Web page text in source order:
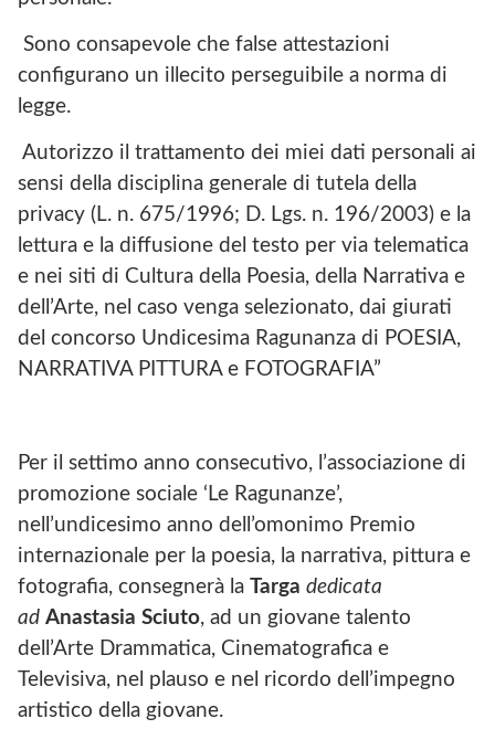
Sono consapevole che false attestazioni
configurano un illecito perseguibile a norma di
legge.
Autorizzo il trattamento dei miei dati personali ai
sensi della disciplina generale di tutela della
privacy (L. n. 675/1996; D. Lgs. n. 196/2003) e la
lettura e la diffusione del testo per via telematica
e nei siti di Cultura della Poesia, della Narrativa e
dell’Arte, nel caso venga selezionato, dai giurati
del concorso Undicesima Ragunanza di POESIA,
NARRATIVA PITTURA e FOTOGRAFIA”
Per il settimo anno consecutivo, l’associazione di
promozione sociale ‘Le Ragunanze’,
nell’undicesimo anno dell’omonimo Premio
internazionale per la poesia, la narrativa, pittura e
fotografia, consegnerà la
Targa dedicata
ad Anastasia Sciuto, ad un giovane talento
dell’Arte Drammatica, Cinematografica e
Televisiva, nel plauso e nel ricordo dell’impegno
artistico della giovane.